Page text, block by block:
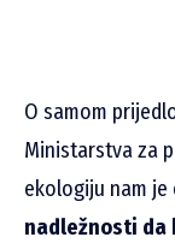
O samom
Ministarstva za
ekologiju nam
nadležnosti da